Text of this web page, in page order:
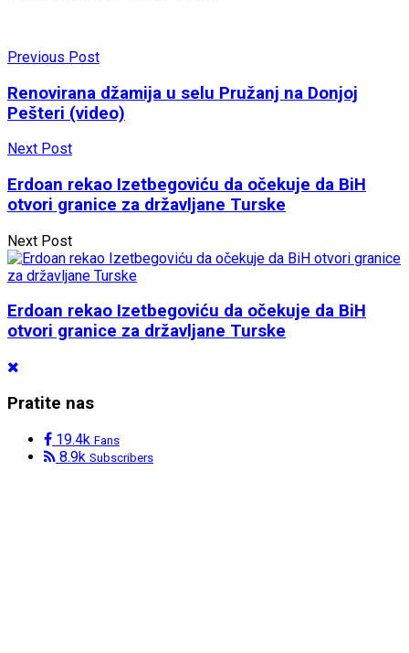
Previous Post
Renovirana džamija u selu Pružanj na Donjoj
Pešteri (video)
Next Post
Erdoan rekao Izetbegoviću da očekuje da BiH
otvori granice za državljane Turske
Next Post
Erdoan rekao Izetbegoviću da očekuje da BiH
otvori granice za državljane Turske
Pratite nas
19.4k Fans
8.9k Subscribers